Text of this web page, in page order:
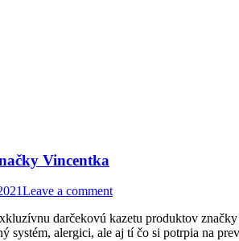
Vincentka
Leave a comment
darčekovú kazetu produktov
alergici, ale aj tí čo si potrpia na